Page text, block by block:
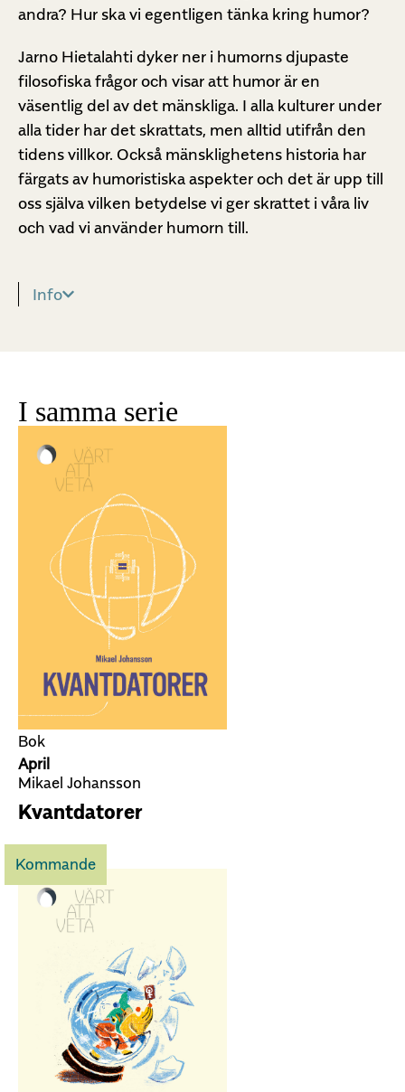
andra? Hur ska vi egentligen tänka kring humor?
Jarno Hietalahti dyker ner i humorns djupaste
filosofiska frågor och visar att humor är en
väsentlig del av det mänskliga. I alla kulturer under
alla tider har det skrattats, men alltid utifrån den
tidens villkor. Också mänsklighetens historia har
färgats av humoristiska aspekter och det är upp till
oss själva vilken betydelse vi ger skrattet i våra liv
och vad vi använder humorn till.
Info
I samma serie
Bok
April
Mikael Johansson
Kvantdatorer
Kommande